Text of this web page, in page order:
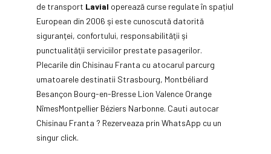
de transport Lavial operează curse regulate în spațiul
European din 2006 şi este cunoscută datorită
siguranţei, confortului, responsabilităţii şi
punctualităţii serviciilor prestate pasagerilor.
Plecarile din Chisinau Franta cu atocarul parcurg
umatoarele destinatii Strasbourg, Montbéliard
Besançon Bourg-en-Bresse Lion Valence Orange
NîmesMontpellier Béziers Narbonne. Cauti autocar
Chisinau Franta ? Rezerveaza prin WhatsApp cu un
singur click.